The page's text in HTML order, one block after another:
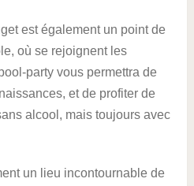
est également un point de
où se rejoignent les
party vous permettra de
et de profiter de
alcool, mais toujours avec
un lieu incontournable de